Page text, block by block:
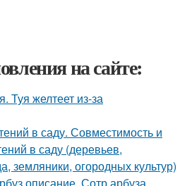
на сайте:
Туя желтеет из-за
в саду. Совместимость и
в саду (деревьев,
земляники, огородных культур)